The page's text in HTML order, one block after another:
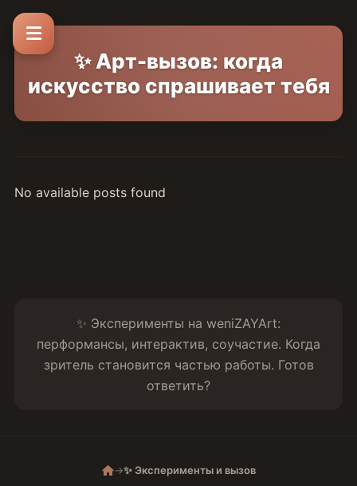
✨ Арт-вызов: когда
искусство спрашивает тебя
No available posts found
✨ Эксперименты на weniZAYArt:
перформансы, интерактив, соучастие. Когда
зритель становится частью работы. Готов
ответить?
→✨ Эксперименты и вызов